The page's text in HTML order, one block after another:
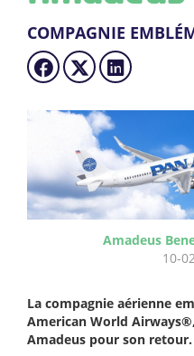
COMPAGNIE
Amadeus
10-
La compagnie aérienne
American World
Amadeus pour son retour.